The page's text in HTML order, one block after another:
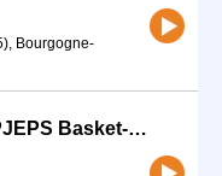
Bourgogne-
Apprenti Éducateur Sportif BPJEPS Basket-Ball (H/F)